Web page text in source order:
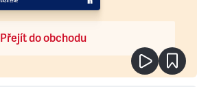
Přejít do obchodu